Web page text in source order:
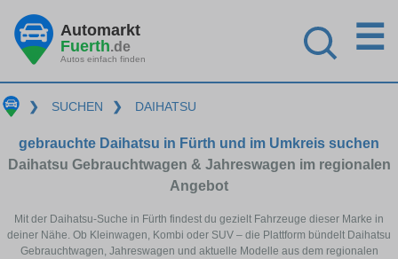
Automarkt
Fuerth.de
Autos einfach finden
☰
❯ SUCHEN ❯ DAIHATSU
gebrauchte Daihatsu in Fürth und im Umkreis suchen
Daihatsu Gebrauchtwagen & Jahreswagen im regionalen
Angebot
Mit der Daihatsu-Suche in Fürth findest du gezielt Fahrzeuge dieser Marke in
deiner Nähe. Ob Kleinwagen, Kombi oder SUV – die Plattform bündelt Daihatsu
Gebrauchtwagen, Jahreswagen und aktuelle Modelle aus dem regionalen